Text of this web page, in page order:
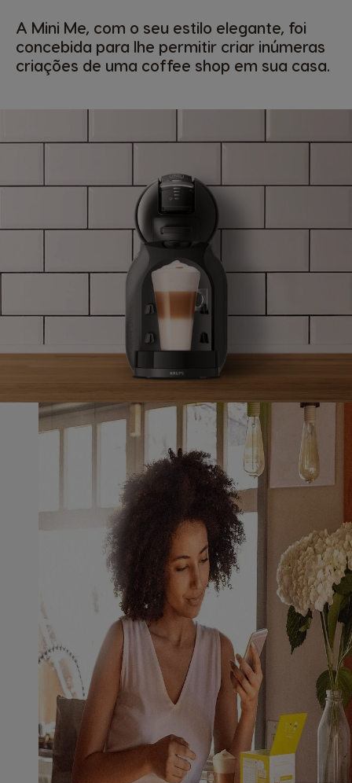
A Mini Me, com o seu estilo elegante, foi
concebida para lhe permitir criar inúmeras
criações de uma coffee shop em sua casa.